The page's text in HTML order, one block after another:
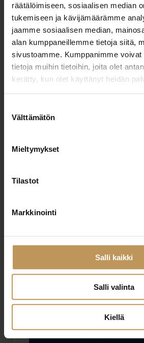
räätälöimiseen, sosiaalisen median
tukemiseen ja kävijämäärämme
jaamme sosiaalisen median,
alan kumppaneillemme tietoja siitä,
sivustoamme. Kumppanimme voivat
tietoja muihin tietoihin, joita olet
kerätty, kun olet käyttänyt heidän
valinta
Välttämätön
Mieltymykset
Tilastot
Markkinointi
Salli kaikki
Salli valinta
Kiellä
"*" näyttää pakolliset kentät
Aihe
Nimi*
Haluan että minuun otetaan